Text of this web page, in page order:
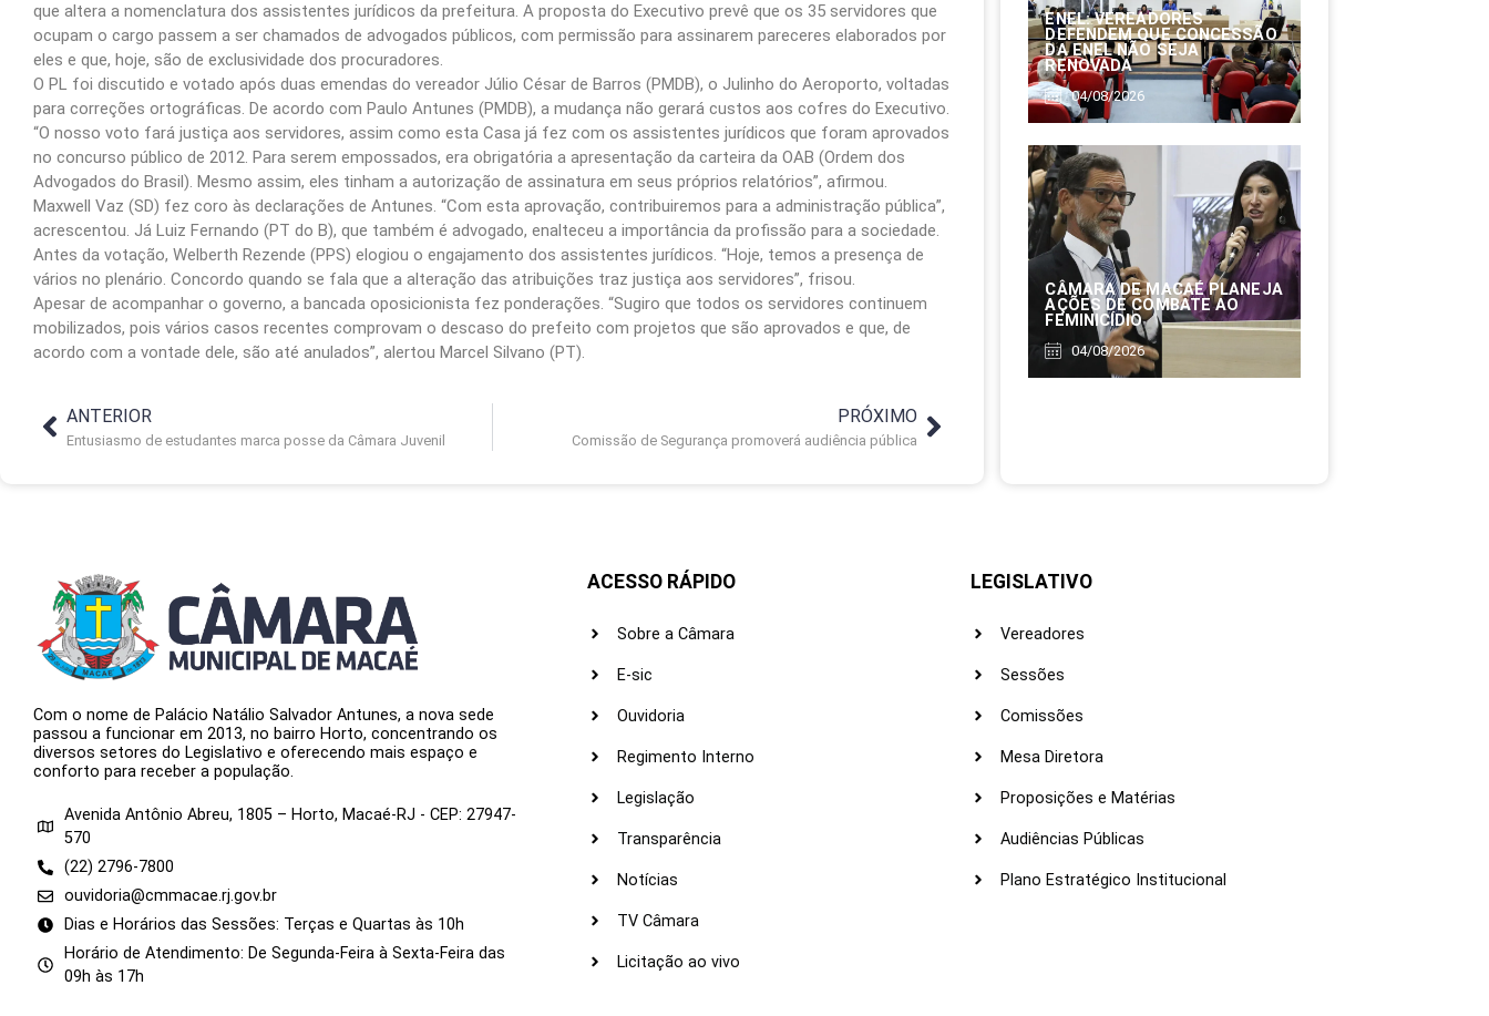
que altera a nomenclatura dos assistentes jurídicos da prefeitura. A proposta do Executivo prevê que os 35 servidores que
ocupam o cargo passem a ser chamados de advogados públicos, com permissão para assinarem pareceres elaborados por
eles e que, hoje, são de exclusividade dos procuradores.
O PL foi discutido e votado após duas emendas do vereador Júlio César de Barros (PMDB), o Julinho do Aeroporto, voltadas
para correções ortográficas. De acordo com Paulo Antunes (PMDB), a mudança não gerará custos aos cofres do Executivo.
“O nosso voto fará justiça aos servidores, assim como esta Casa já fez com os assistentes jurídicos que foram aprovados
no concurso público de 2012. Para serem empossados, era obrigatória a apresentação da carteira da OAB (Ordem dos
Advogados do Brasil). Mesmo assim, eles tinham a autorização de assinatura em seus próprios relatórios”, afirmou.
Maxwell Vaz (SD) fez coro às declarações de Antunes. “Com esta aprovação, contribuiremos para a administração pública”,
acrescentou. Já Luiz Fernando (PT do B), que também é advogado, enalteceu a importância da profissão para a sociedade.
Antes da votação, Welberth Rezende (PPS) elogiou o engajamento dos assistentes jurídicos. “Hoje, temos a presença de
vários no plenário. Concordo quando se fala que a alteração das atribuições traz justiça aos servidores”, frisou.
Apesar de acompanhar o governo, a bancada oposicionista fez ponderações. “Sugiro que todos os servidores continuem
mobilizados, pois vários casos recentes comprovam o descaso do prefeito com projetos que são aprovados e que, de
acordo com a vontade dele, são até anulados”, alertou Marcel Silvano (PT).
ANTERIOR
Entusiasmo de estudantes marca posse da Câmara Juvenil
PRÓXIMO
Comissão de Segurança promoverá audiência pública
ENEL: VEREADORES
DEFENDEM QUE CONCESSÃO
DA ENEL NÃO SEJA
RENOVADA
04/08/2026
CÂMARA DE MACAÉ PLANEJA
AÇÕES DE COMBATE AO
FEMINICÍDIO
04/08/2026
Com o nome de Palácio Natálio Salvador Antunes, a nova sede
passou a funcionar em 2013, no bairro Horto, concentrando os
diversos setores do Legislativo e oferecendo mais espaço e
conforto para receber a população.
Avenida Antônio Abreu, 1805 – Horto, Macaé-RJ - CEP: 27947-
570
(22) 2796-7800
ouvidoria@cmmacae.rj.gov.br
Dias e Horários das Sessões: Terças e Quartas às 10h
Horário de Atendimento: De Segunda-Feira à Sexta-Feira das
09h às 17h
ACESSO RÁPIDO
Sobre a Câmara
E-sic
Ouvidoria
Regimento Interno
Legislação
Transparência
Notícias
TV Câmara
Licitação ao vivo
LEGISLATIVO
Vereadores
Sessões
Comissões
Mesa Diretora
Proposições e Matérias
Audiências Públicas
Plano Estratégico Institucional